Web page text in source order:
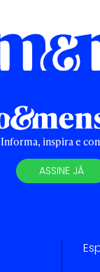
Informa, inspira e
ASSINE JÁ